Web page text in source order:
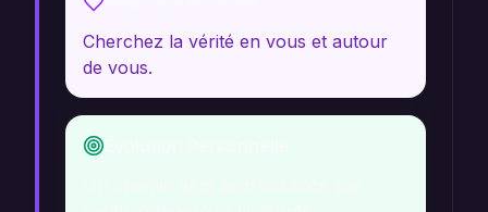
Cherchez la vérité en vous et autour
de vous.